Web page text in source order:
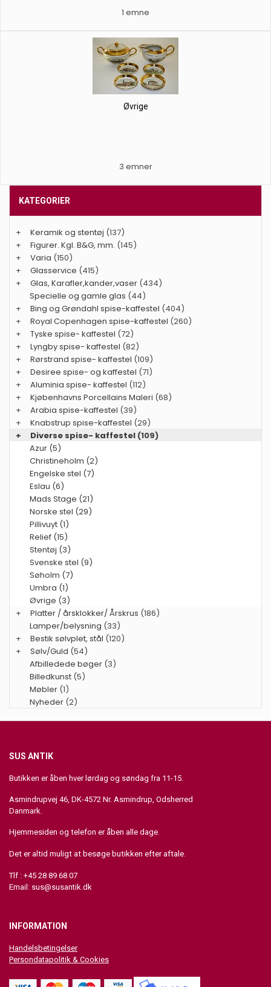
1 emne
Øvrige
3 emner
KATEGORIER
+ Keramik og stentøj (137)
+
Figurer. Kgl. B&G, mm. (145)
+
Varia (150)
+
Glasservice (415)
+
Glas, Karafler,kander,vaser (434)
Specielle og gamle glas (44)
+
Bing og Grøndahl spise-kaffestel (404)
+
Royal Copenhagen spise-kaffestel (260)
+
Tyske spise- kaffestel (72)
+
Lyngby spise- kaffestel (82)
+
Rørstrand spise- kaffestel (109)
+
Desiree spise- og kaffestel (71)
+
Aluminia spise- kaffestel (112)
+
Kjøbenhavns Porcellains Maleri (68)
+
Arabia spise-kaffestel (39)
+
Knabstrup spise-kaffestel (29)
+
Diverse spise- kaffestel (109)
Azur (5)
Christineholm (2)
Engelske stel (7)
Eslau (6)
Mads Stage (21)
Norske stel (29)
Pillivuyt (1)
Relief (15)
Stentøj (3)
Svenske stel (9)
Søholm (7)
Umbra (1)
Øvrige (3)
+
Platter / årsklokker/ Årskrus (186)
Lamper/belysning (33)
+
Bestik sølvplet, stål (120)
+
Sølv/Guld (54)
Afbilledede bøger (3)
Billedkunst (5)
Møbler (1)
Nyheder (2)
SUS ANTIK
Butikken er åben hver lørdag og søndag fra 11-15.
Asmindrupvej 46, DK-4572 Nr. Asmindrup, Odsherred
Danmark.
Hjemmesiden og telefon er åben alle dage.
Det er altid muligt at besøge butikken efter aftale.
Tlf : +45 28 89 68 07
Email: sus@susantik.dk
INFORMATION
Handelsbetingelser
Persondatapolitik & Cookies